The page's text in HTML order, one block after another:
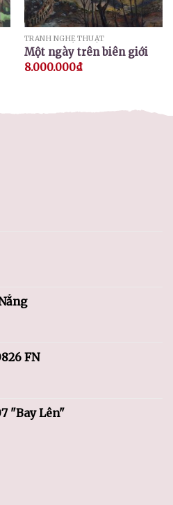
TRANH NGHỆ THUẬT
Một ngày trên biên giới
8.000.000₫
FN
"Bay Lên"